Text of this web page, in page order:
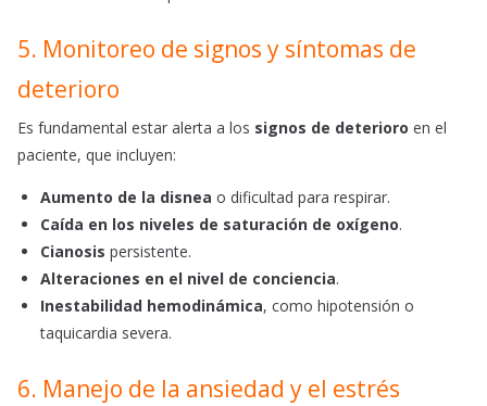
5. Monitoreo de signos y síntomas de
deterioro
Es fundamental estar alerta a los signos de deterioro en el
paciente, que incluyen:
Aumento de la disnea o dificultad para respirar.
Caída en los niveles de saturación de oxígeno.
Cianosis persistente.
Alteraciones en el nivel de conciencia.
Inestabilidad hemodinámica, como hipotensión o
taquicardia severa.
6. Manejo de la ansiedad y el estrés